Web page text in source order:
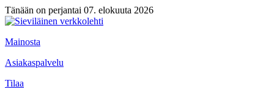
Tänään on perjantai 07. elokuuta 2026
Mainosta
Asiakaspalvelu
Tilaa